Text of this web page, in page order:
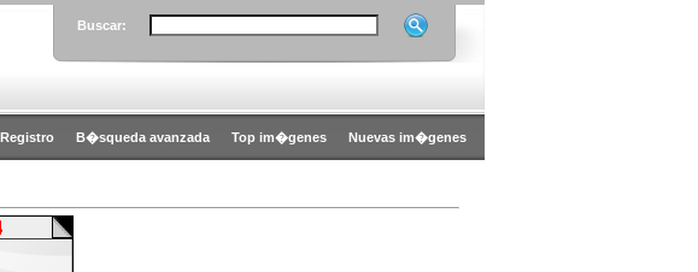
Buscar:
Registro B�squeda avanzada Top im�genes Nuevas im�genes